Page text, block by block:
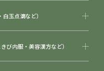
玉点滴など）
び内服・美容漢方など）